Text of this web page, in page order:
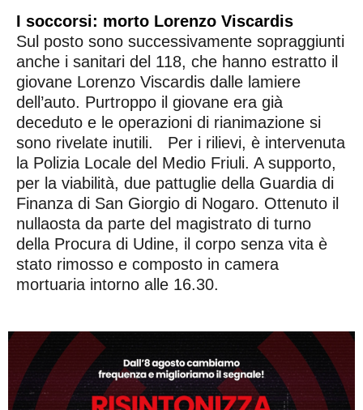
I soccorsi: morto Lorenzo Viscardis
Sul posto sono successivamente sopraggiunti
anche i sanitari del 118, che hanno estratto il
giovane Lorenzo Viscardis dalle lamiere
dell’auto. Purtroppo il giovane era già
deceduto e le operazioni di rianimazione si
sono rivelate inutili. Per i rilievi, è intervenuta
la Polizia Locale del Medio Friuli. A supporto,
per la viabilità, due pattuglie della Guardia di
Finanza di San Giorgio di Nogaro. Ottenuto il
nullaosta da parte del magistrato di turno
della Procura di Udine, il corpo senza vita è
stato rimosso e composto in camera
mortuaria intorno alle 16.30.